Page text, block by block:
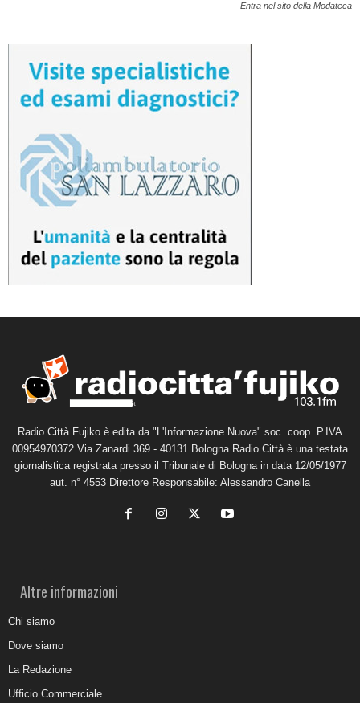
Entra nel sito della Modateca
Radio Città Fujiko è edita da "L'Informazione Nuova" soc. coop. P.IVA
00954970372 Via Zanardi 369 - 40131 Bologna Radio Città è una testata
giornalistica registrata presso il Tribunale di Bologna in data 12/05/1977
aut. n° 4553 Direttore Responsabile: Alessandro Canella
Altre informazioni
Chi siamo
Dove siamo
La Redazione
Ufficio Commerciale